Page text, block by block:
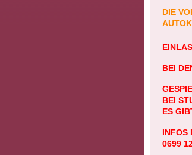
DIE
BEI
BEI
ES
INFOS
0699